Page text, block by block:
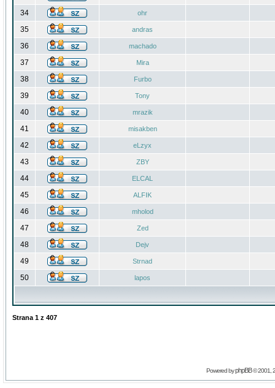
34 ohr
35 andras
36 machado
37 Mira
38 Furbo
39 Tony
40 mrazik
41 misakben
42 eLzyx
43 ZBY
44 ELCAL
45 ALFIK
46 mholod
47 Zed
48 Dejv
49 Strnad
50 lapos
Strana 1 z 407
Powered byphpBB© 2001,